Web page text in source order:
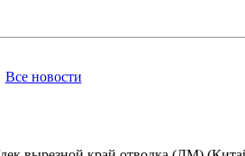
Все новости